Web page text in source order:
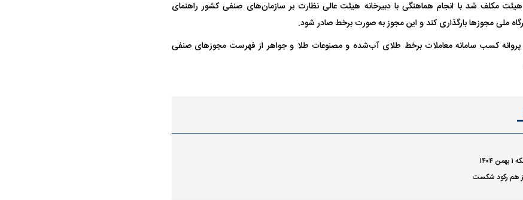
هیئت مکلف شد با انجام هماهنگی با دبیرخانه هیئت عالی نظارت بر سازمان‌های صنفی کشور راهنمای
ملی مجوز‌ها بارگذاری کند و این مجوز به صورت برخط صادر شود.
کسب سامانه معاملات برخط طلای آب‌شده و مصنوعات طلا و جواهر از فهرست مجوز‌های صنفی
هم رکود شکست
شد؛
تیم جدید